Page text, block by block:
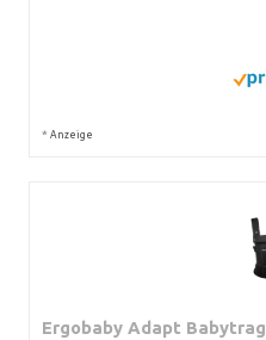
* Anzeige
Ergobaby Adapt